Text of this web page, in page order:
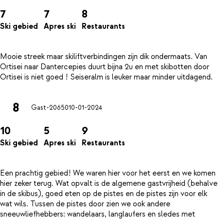
7
Ski gebied
7
Apres ski
8
Restaurants
Mooie streek maar skiliftverbindingen zijn dik ondermaats. Van
Ortisei naar Dantercepies duurt bijna 2u en met skibotten door
8 Gast-2065010-01-2024
10
Ski gebied
5
Apres ski
9
Restaurants
Een prachtig gebied! We waren hier voor het eerst en we komen
hier zeker terug. Wat opvalt is de algemene gastvrijheid (behalve
in de skibus), goed eten op de pistes en de pistes zijn voor elk
wat wils. Tussen de pistes door zien we ook andere
sneeuwliefhebbers: wandelaars, langlaufers en sledes met